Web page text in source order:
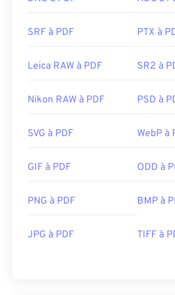
SRF à PDF PTX à
Leica RAW à PDF SR2 à
Nikon RAW à PDF PSD à
SVG à PDF WebP à
GIF à PDF ODD à
PNG à PDF BMP à
JPG à PDF TIFF à